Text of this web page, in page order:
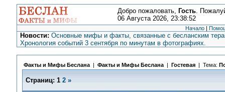
Добро пожаловать, Гость.
06 Августа 2026, 23:38:52
Начало |
Новости: Основные мифы и факты, связанные с бесланским
Хронология событий 3 сентября по минутам в фотографиях.
Факты и Мифы Беслана| Факты и Мифы Беслана| Гостевая | Тема:
Страниц: 1 2 »